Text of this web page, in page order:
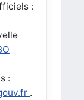
:
:
.